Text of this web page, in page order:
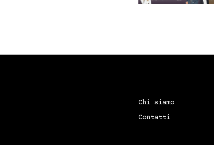
Chi siamo
Contatti